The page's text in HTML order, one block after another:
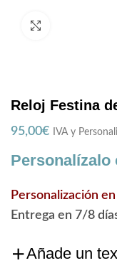
Reloj Festina
95,00€ IVA y
Personalízalo
Personalización
Entrega en 7/8
Añade un